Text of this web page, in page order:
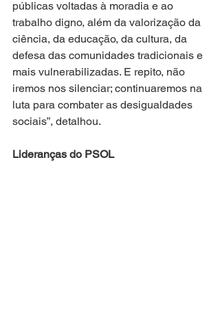
públicas voltadas à moradia e ao
trabalho digno, além da valorização da
ciência, da educação, da cultura, da
defesa das comunidades tradicionais e
mais vulnerabilizadas. E repito, não
iremos nos silenciar; continuaremos na
luta para combater as desigualdades
sociais”, detalhou.
Lideranças do PSOL